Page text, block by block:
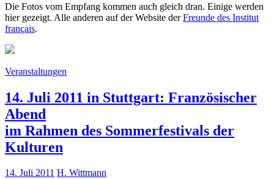
Die Fotos vom Empfang kommen auch gleich dran. Einige werden
hier gezeigt. Alle anderen auf der Website derFreunde des Institut
français.
Veranstaltungen
14. Juli 2011 in Stuttgart: Französischer
Abend
im Rahmen des Sommerfestivals der
Kulturen
14. Juli 2011 H. Wittmann